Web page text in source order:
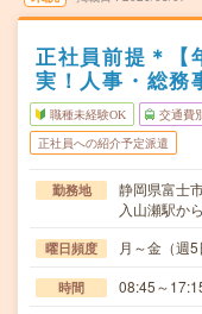
正社員前提＊【
実！人事・総務
職種未経験OK 交通費
正社員への紹介予定派遣
勤務地
静岡県富士
入山瀬駅か
曜日頻度 月～金（週
時間 08:45～